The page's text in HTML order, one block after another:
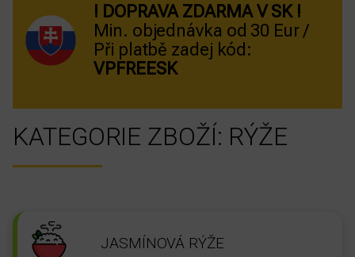
! DOPRAVA ZDARMA V SK !
Min. objednávka od 30 Eur /
Při platbě zadej kód:
VPFREESK
KATEGORIE ZBOŽÍ: RÝŽE
JASMÍNOVÁ RÝŽE